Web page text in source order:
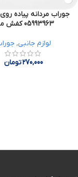
جوراب مردانه پیاده
05993963 کفش ملی
لوازم جانبی,
270,000تومان